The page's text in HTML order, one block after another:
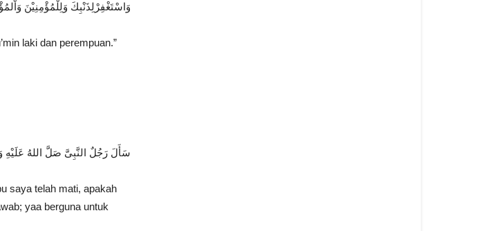
وَاسْتَغْفِرْلِذَنْبِكَ وَلِلْمُؤْمِنِيْنَ
laki dan perempuan.”
سَأَلَ رَجُلٌ النَّبِىَّ صَلَّ اللهُ عَلَيْهِ
saya telah mati, apakah
yaa berguna untuk